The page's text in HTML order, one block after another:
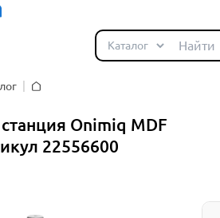
Onimiq MDF
22556600